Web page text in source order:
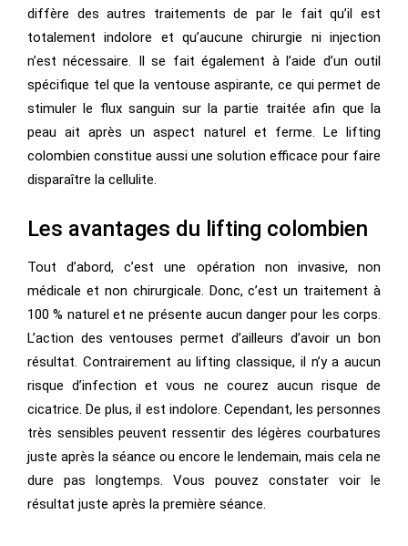
diffère des autres traitements de par le fait qu’il est
totalement indolore et qu’aucune chirurgie ni injection
n’est nécessaire. Il se fait également à l’aide d’un outil
spécifique tel que la ventouse aspirante, ce qui permet de
stimuler le flux sanguin sur la partie traitée afin que la
peau ait après un aspect naturel et ferme. Le lifting
colombien constitue aussi une solution efficace pour faire
disparaître la cellulite.
Les avantages du lifting colombien
Tout d’abord, c’est une opération non invasive, non
médicale et non chirurgicale. Donc, c’est un traitement à
100 % naturel et ne présente aucun danger pour les corps.
L’action des ventouses permet d’ailleurs d’avoir un bon
résultat. Contrairement au lifting classique, il n’y a aucun
risque d’infection et vous ne courez aucun risque de
cicatrice. De plus, il est indolore. Cependant, les personnes
très sensibles peuvent ressentir des légères courbatures
juste après la séance ou encore le lendemain, mais cela ne
dure pas longtemps. Vous pouvez constater voir le
résultat juste après la première séance.